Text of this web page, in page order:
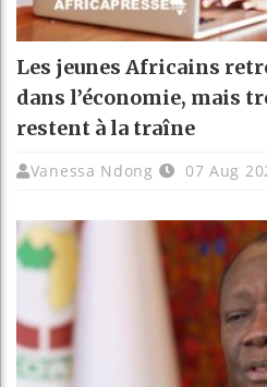
Les jeunes Africains
dans l’économie, mais
restent à la traîne
Vanessa Ndong 07 Aug